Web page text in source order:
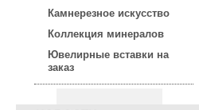
Камнерезное искусство
Коллекция минералов
Ювелирные вставки на
заказ